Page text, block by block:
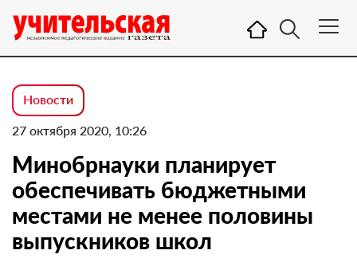
Новости
27 октября 2020, 10:26
Минобрнауки планирует
обеспечивать бюджетными
местами не менее половины
выпускников школ